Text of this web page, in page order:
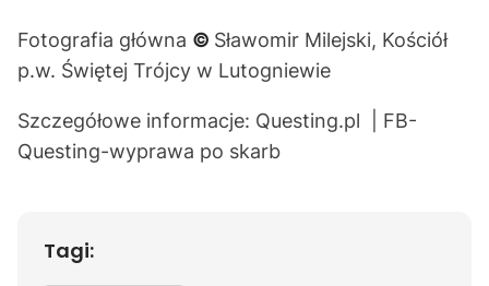
Fotografia główna © Sławomir Milejski, Kościół
p.w. Świętej Trójcy w Lutogniewie
Szczegółowe informacje: Questing.pl
FB-
Questing-wyprawa po skarb
Tagi: